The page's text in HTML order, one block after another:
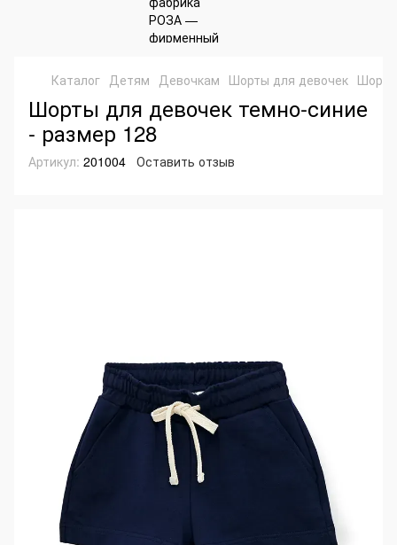
Каталог Детям Девочкам Шорты для девочек
Шорты для девочек темно-синие
- размер 128
Артикул: 201004 Оставить отзыв